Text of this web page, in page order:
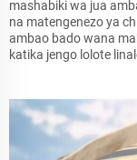
mashabiki wa jua
na matengenezo ya
ambao bado wana
katika jengo lolote